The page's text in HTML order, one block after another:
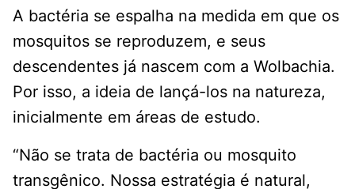
A bactéria se espalha na medida em que os
mosquitos se reproduzem, e seus
descendentes já nascem com a Wolbachia.
Por isso, a ideia de lançá-los na natureza,
inicialmente em áreas de estudo.
“Não se trata de bactéria ou mosquito
transgênico. Nossa estratégia é natural,